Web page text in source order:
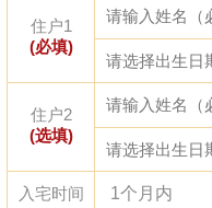
德贵人」、「月
若得「三合」（
「六盒」（马与
锦上添花，助力运
结合事主生辰
住户1
(必填)
住户2
(选填)
入宅时间